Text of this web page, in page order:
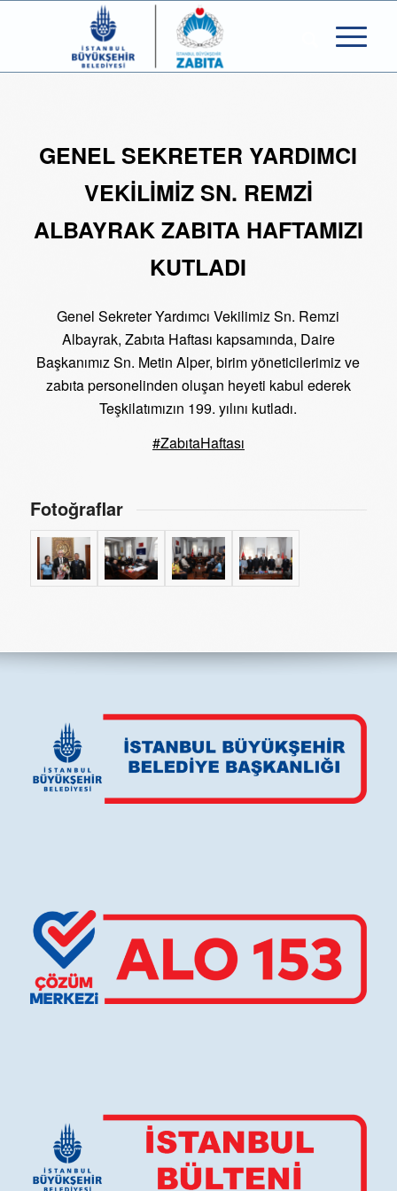
GENEL SEKRETER YARDIMCI
VEKİLİMİZ SN. REMZİ
ALBAYRAK ZABITA HAFTAMIZI
KUTLADI
Genel Sekreter Yardımcı Vekilimiz Sn. Remzi
Albayrak, Zabıta Haftası kapsamında, Daire
Başkanımız Sn. Metin Alper, birim yöneticilerimiz ve
zabıta personelinden oluşan heyeti kabul ederek
Teşkilatımızın 199. yılını kutladı.
#ZabıtaHaftası
Fotoğraflar